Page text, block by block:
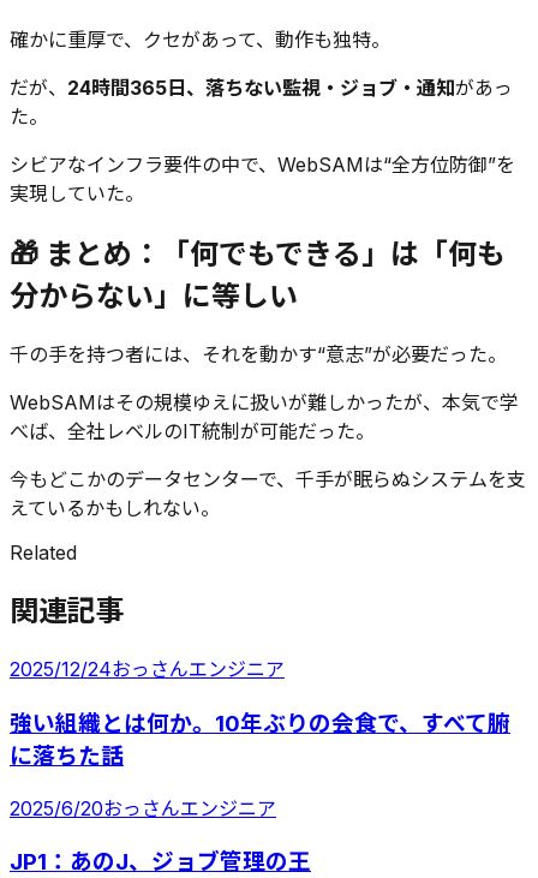
確かに重厚で、クセがあって、動作も独特。
だが、 24時間365日、落ちない監視・ジョブ・通知があっ
た。
シビアなインフラ要件の中で、WebSAMは“全方位防御”を
実現していた。
🎁 まとめ：「何でもできる」は「何も
分からない」に等しい
千の手を持つ者には、それを動かす“意志”が必要だった。
WebSAMはその規模ゆえに扱いが難しかったが、本気で学
べば、全社レベルのIT統制が可能だった。
今もどこかのデータセンターで、千手が眠らぬシステムを支
えているかもしれない。
Related
関連記事
2025/12/24おっさんエンジニア
強い組織とは何か。10年ぶりの会食で、すべて腑
に落ちた話
2025/6/20おっさんエンジニア
JP1：あのJ、ジョブ管理の王